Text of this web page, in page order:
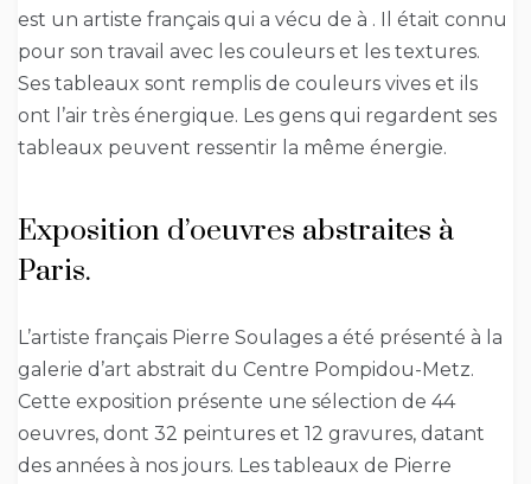
est un artiste français qui a vécu de à . Il était connu
pour son travail avec les couleurs et les textures.
Ses tableaux sont remplis de couleurs vives et ils
ont l’air très énergique. Les gens qui regardent ses
tableaux peuvent ressentir la même énergie.
Exposition d’oeuvres abstraites à
Paris.
L’artiste français Pierre Soulages a été présenté à la
galerie d’art abstrait du Centre Pompidou-Metz.
Cette exposition présente une sélection de 44
oeuvres, dont 32 peintures et 12 gravures, datant
des années à nos jours. Les tableaux de Pierre